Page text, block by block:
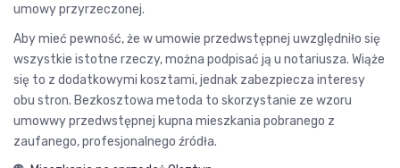
umowy przyrzeczonej.
Aby mieć pewność, że w umowie przedwstępnej uwzględniło się
wszystkie istotne rzeczy, można podpisać ją u notariusza. Wiąże
się to z dodatkowymi kosztami, jednak zabezpiecza interesy
obu stron. Bezkosztowa metoda to skorzystanie ze wzoru
umowwy przedwstępnej kupna mieszkania pobranego z
zaufanego, profesjonalnego źródła.